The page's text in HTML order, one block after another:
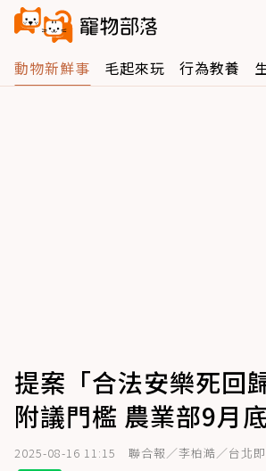
動物新鮮事 毛起來玩 行為教養
提案「合法安樂死回
附議門檻 農業部9月
2025-08-16 11:15 聯合報／李柏澔／台北